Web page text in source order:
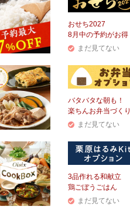
おせち2027
8月中の予約がお得
まだ見てない
バタバタな朝も！
楽ちんお弁当づくり
まだ見てない
3品作れる和献立
鶏ごぼうごはん
まだ見てない